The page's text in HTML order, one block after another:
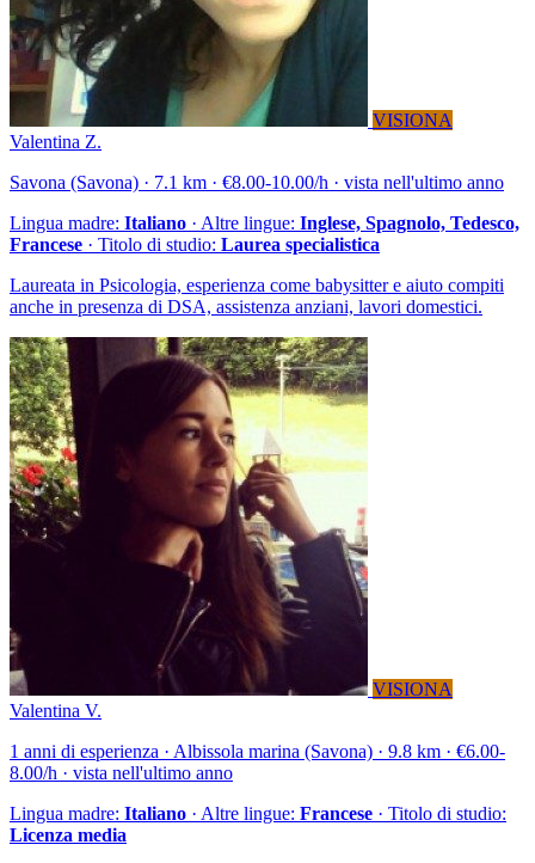
VISIONA
Valentina Z.
Savona (Savona) · 7.1 km · €8.00-10.00/h · vista nell'ultimo anno
Lingua madre: Italiano · Altre lingue: Inglese, Spagnolo, Tedesco,
Francese · Titolo di studio: Laurea specialistica
Laureata in Psicologia, esperienza come babysitter e aiuto compiti
anche in presenza di DSA, assistenza anziani, lavori domestici.
VISIONA
Valentina V.
1 anni di esperienza · Albissola marina (Savona) · 9.8 km · €6.00-
8.00/h · vista nell'ultimo anno
Lingua madre: Italiano · Altre lingue: Francese · Titolo di studio:
Licenza media